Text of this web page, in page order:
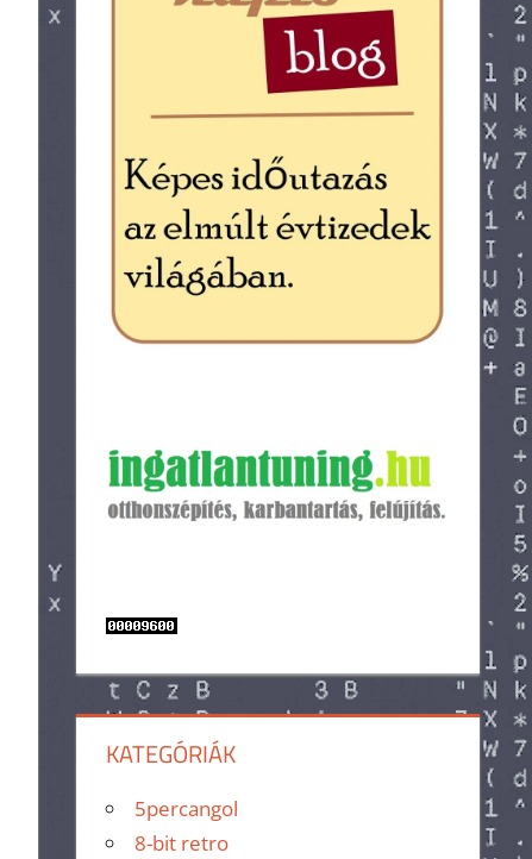
KATEGÓRIÁK
5percangol
8-bit retro